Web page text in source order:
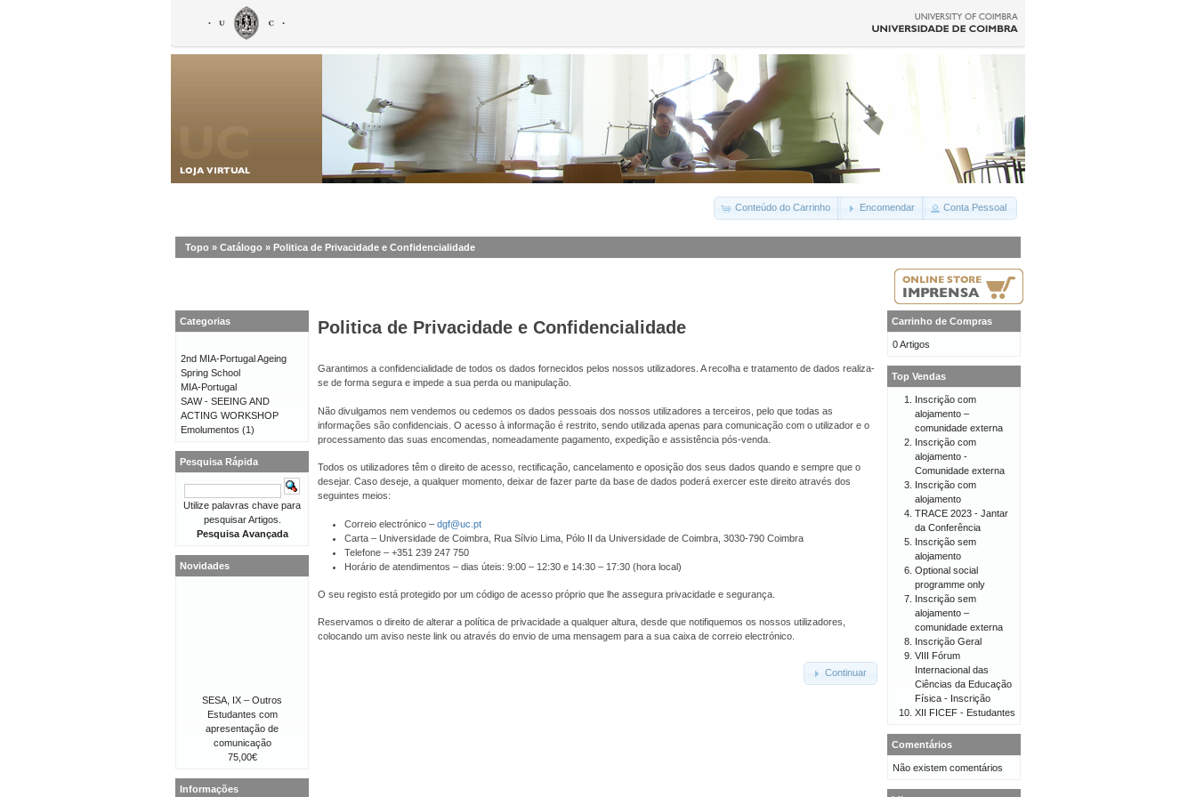
Conteúdo do Carrinho Encomendar Conta Pessoal
Topo » Catálogo » Politica de Privacidade e Confidencialidade
Politica de Privacidade e Confidencialidade
Garantimos a confidencialidade de todos os dados fornecidos pelos nossos utilizadores. A recolha e tratamento de dados realiza-
se de forma segura e impede a sua perda ou manipulação.
Não divulgamos nem vendemos ou cedemos os dados pessoais dos nossos utilizadores a terceiros, pelo que todas as
informações são confidenciais. O acesso à informação é restrito, sendo utilizada apenas para comunicação com o utilizador e o
processamento das suas encomendas, nomeadamente pagamento, expedição e assistência pós-venda.
Todos os utilizadores têm o direito de acesso, rectificação, cancelamento e oposição dos seus dados quando e sempre que o
desejar. Caso deseje, a qualquer momento, deixar de fazer parte da base de dados poderá exercer este direito através dos
seguintes meios:
Correio electrónico – dgf@uc.pt
Carta – Universidade de Coimbra, Rua Sílvio Lima, Pólo II da Universidade de Coimbra, 3030-790 Coimbra
Telefone – +351 239 247 750
Horário de atendimentos – dias úteis: 9:00 – 12:30 e 14:30 – 17:30 (hora local)
O seu registo está protegido por um código de acesso próprio que lhe assegura privacidade e segurança.
Reservamos o direito de alterar a política de privacidade a qualquer altura, desde que notifiquemos os nossos utilizadores,
colocando um aviso neste link ou através do envio de uma mensagem para a sua caixa de correio electrónico.
Continuar
Categorias
2nd MIA-Portugal Ageing
Spring School
MIA-Portugal
SAW - SEEING AND
ACTING WORKSHOP
Emolumentos (1)
Pesquisa Rápida
Utilize palavras chave para
pesquisar Artigos.
Pesquisa Avançada
Novidades
SESA, IX – Outros
Estudantes com
apresentação de
comunicação
75,00€
Informações
Carrinho de Compras
0 Artigos
Top Vendas
Inscrição com
alojamento –
comunidade externa
Inscrição com
alojamento -
Comunidade externa
Inscrição com
alojamento
TRACE 2023 - Jantar
da Conferência
Inscrição sem
alojamento
Optional social
programme only
Inscrição sem
alojamento –
comunidade externa
Inscrição Geral
VIII Fórum
Internacional das
Ciências da Educação
Física - Inscrição
XII FICEF - Estudantes
Comentários
Não existem comentários